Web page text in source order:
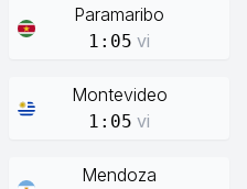
Paramaribo
1:05 vi
Montevideo
1:05 vi
Mendoza